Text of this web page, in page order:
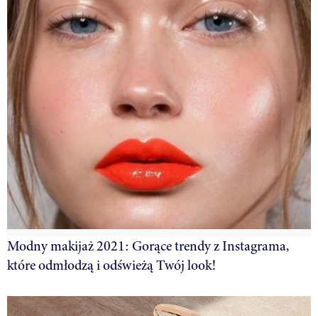
Modny makijaż 2021: Gorące trendy z Instagrama,
które odmłodzą i odświeżą Twój look!